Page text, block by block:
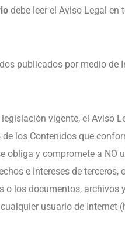
debe leer el Aviso Legal en
publicados por medio de
vigente, el Aviso
los Contenidos que
obliga y compromete a NO
e intereses de terceros,
los documentos, archivos
usuario de Internet